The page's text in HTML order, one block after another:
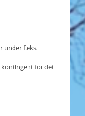
under f.eks.
kontingent for det